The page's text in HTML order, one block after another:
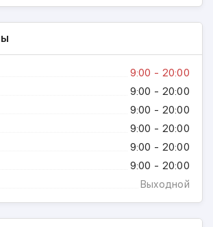
9:00 - 20:00
9:00 - 20:00
9:00 - 20:00
9:00 - 20:00
9:00 - 20:00
9:00 - 20:00
Выходной